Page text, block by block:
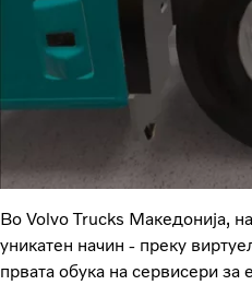
Во Volvo Trucks Македонија,
уникатен начин - преку
првата обука на сервисери